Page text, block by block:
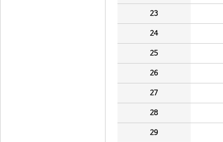
23
24
25
26
27
28
29